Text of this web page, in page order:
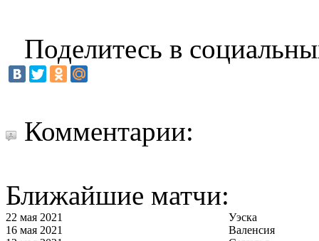
Поделитесь в
Комментарии:
Ближайшие матчи:
22 мая 2021
Уэска
16 мая 2021
Валенсия